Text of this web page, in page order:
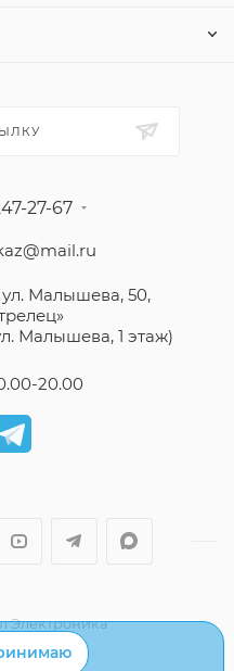
27-67
ул. Малышева, 50,
Малышева, 1 этаж)
20.00
Электроника